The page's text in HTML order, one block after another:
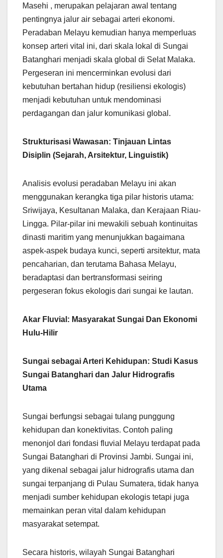
Masehi , merupakan pelajaran awal tentang
pentingnya jalur air sebagai arteri ekonomi.
Peradaban Melayu kemudian hanya memperluas
konsep arteri vital ini, dari skala lokal di Sungai
Batanghari menjadi skala global di Selat Malaka.
Pergeseran ini mencerminkan evolusi dari
kebutuhan bertahan hidup (resiliensi ekologis)
menjadi kebutuhan untuk mendominasi
perdagangan dan jalur komunikasi global.
Strukturisasi Wawasan: Tinjauan Lintas
Disiplin (Sejarah, Arsitektur, Linguistik)
Analisis evolusi peradaban Melayu ini akan
menggunakan kerangka tiga pilar historis utama:
Sriwijaya, Kesultanan Malaka, dan Kerajaan Riau-
Lingga. Pilar-pilar ini mewakili sebuah kontinuitas
dinasti maritim yang menunjukkan bagaimana
aspek-aspek budaya kunci, seperti arsitektur, mata
pencaharian, dan terutama Bahasa Melayu,
beradaptasi dan bertransformasi seiring
pergeseran fokus ekologis dari sungai ke lautan.
Akar Fluvial: Masyarakat Sungai Dan Ekonomi
Hulu-Hilir
Sungai sebagai Arteri Kehidupan: Studi Kasus
Sungai Batanghari dan Jalur Hidrografis
Utama
Sungai berfungsi sebagai tulang punggung
kehidupan dan konektivitas. Contoh paling
menonjol dari fondasi fluvial Melayu terdapat pada
Sungai Batanghari di Provinsi Jambi. Sungai ini,
yang dikenal sebagai jalur hidrografis utama dan
sungai terpanjang di Pulau Sumatera, tidak hanya
menjadi sumber kehidupan ekologis tetapi juga
memainkan peran vital dalam kehidupan
masyarakat setempat.
Secara historis, wilayah Sungai Batanghari